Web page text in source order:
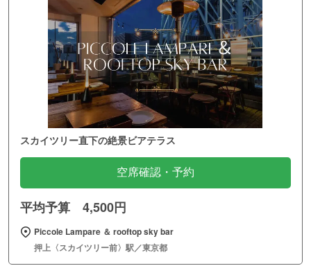
スカイツリー直下の絶景ビアテラス
空席確認・予約
平均予算 4,500円
Piccole Lampare ＆ rooftop sky bar
押上〈スカイツリー前〉駅／東京都